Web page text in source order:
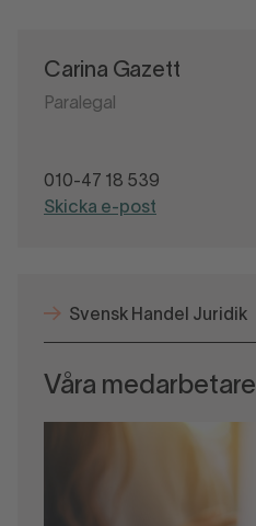
Carina Gazett
Paralegal
010-47 18 539
Skicka e-post
Svensk Handel Juridik
Våra medarbetare